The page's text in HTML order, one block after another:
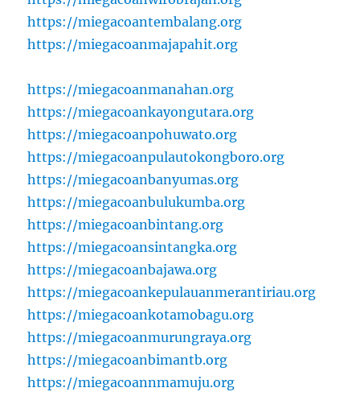
https://miegacoantembalang.org
https://miegacoanmajapahit.org
https://miegacoanmanahan.org
https://miegacoankayongutara.org
https://miegacoanpohuwato.org
https://miegacoanpulautokongboro.org
https://miegacoanbanyumas.org
https://miegacoanbulukumba.org
https://miegacoanbintang.org
https://miegacoansintangka.org
https://miegacoanbajawa.org
https://miegacoankepulauanmerantiriau.org
https://miegacoankotamobagu.org
https://miegacoanmurungraya.org
https://miegacoanbimantb.org
https://miegacoannmamuju.org